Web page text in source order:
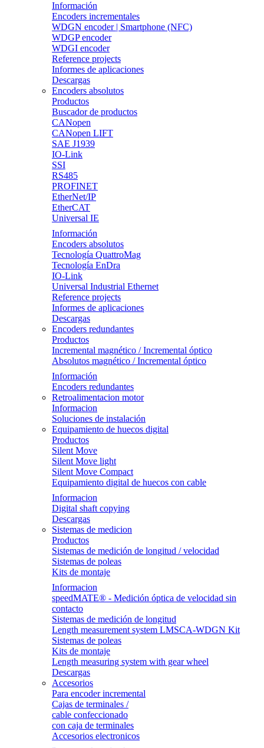
Información
Encoders incrementales
WDGN encoder | Smartphone (NFC)
WDGP encoder
WDGI encoder
Reference projects
Informes de aplicaciones
Descargas
Encoders absolutos
Productos
Buscador de productos
CANopen
CANopen LIFT
SAE J1939
IO-Link
SSI
RS485
PROFINET
EtherNet/IP
EtherCAT
Universal IE
Información
Encoders absolutos
Tecnología QuattroMag
Tecnología EnDra
IO-Link
Universal Industrial Ethernet
Reference projects
Informes de aplicaciones
Descargas
Encoders redundantes
Productos
Incremental magnético / Incremental óptico
Absolutos magnético / Incremental óptico
Información
Encoders redundantes
Retroalimentacion motor
Informacion
Soluciones de instalación
Equipamiento de huecos digital
Productos
Silent Move
Silent Move light
Silent Move Compact
Equipamiento digital de huecos con cable
Informacion
Digital shaft copying
Descargas
Sistemas de medicion
Productos
Sistemas de medición de longitud / velocidad
Sistemas de poleas
Kits de montaje
Informacion
speedMATE® - Medición óptica de velocidad sin
contacto
Sistemas de medición de longitud
Length measurement system LMSCA-WDGN Kit
Sistemas de poleas
Kits de montaje
Length measuring system with gear wheel
Descargas
Accesorios
Para encoder incremental
Cajas de terminales /
cable confeccionado
con caja de terminales
Accesorios electronicos